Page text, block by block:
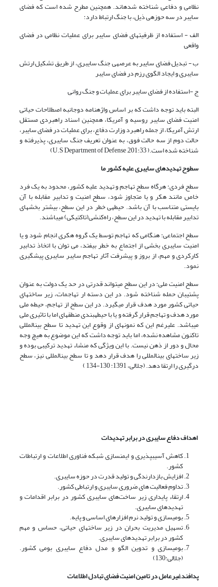
نظامی و دفاعی شناخته شده­اند. همچنین مطرح شده است که فضای
سایبر در سه حوزه­ی ذیل، با جنگ ارتباط دارد:
الف - استفاده از ظرفیت­های فضای سایبر برای عملیات نظامی در فضای
واقعی
ب - تبدیل فضای سایبر به عرصه­ی جنگ سایبری، از طریق تشکیل ارتش
سایبری و ایجاد الگوی رزم در فضای سایبر
ج -استفاده از فضای سایبر برای عملیات و جنگ روانی
البته باید توجه داشت که بر اساس واژه­نامه دوجانبه اصطلاحات حیاتی
امنیت فضای سایبر روسیه و آمریکا، همچنین اسناد راهبردی مستقل
ارتش آمریکا، از جمله راهبرد وزارت دفاع، برای عملیات در فضای سایبر،
حالت دوم از سه حالت فوق، به عنوان تعریف جنگ سایبری، پذیرفته و
شناخته شده است.( U.S Department of Defense ,201:33)
سطوح تهدیدهای سایبری علیه کشور ما
سطح فردی: هرگاه سطح تهاجم و تهدید علیه کشور، محدود به یک فرد
خاص مانند هکر و یا متجاوز شود، سطح امنیت و تدابیر مقابله با آن
بایستی متناسب با آن باشد. حیطه­ی خطر در این سطح، بیشتر بخش­های
تدابیر مقابله با تهدید در این سطح، راه‌کنشی(تاکتیکی) می­باشند.
سطح اجتماعی: هنگامی که تهاجم توسط یک گروه هکری انجام شود و یا
امنیت سایبری بخشی از اجتماع به خطر بیفتد، می توان با اتخاذ تدابیر
کارکردی و مهم، از بروز و پیشرفت آثار تهاجم سایبر سایبری پیشگیری
نمود.
سطح امنیت ملی: در این سطح می­تواند قدرتی در حد یک دولت به عنوان
پشتیبان حمله شناخته شود. در این دسته ار تهاجمات، زیر ساخت­های
حیاتی کشور مورد هدف قرار می­گیرد. در این سطح از تهاجم، حیطه ملی
مورد هدف و تهاجم قرار گرفته و یا با حیطه­بندی منطقه­ای اما با تاثیری ملی
می­باشد. علی­رغم این که نمونه­ای از وقوع این تهدید تا سطح بین­المللی
تاکنون مشاهده نشده، اما باید توجه داشت که این موضوع به هیچ وجه
محال و دور از ذهن نیست. با این ویژگی که منشاء تهدید ترکیبی بوده و
زیر ساخت­های بین­المللی را هدف قرار دهد و تا سطح بین­المللی نیز، سطح
درگیری را ارتقا دهد. (جلالی، 1391: 130-134 )
اهداف دفاع سایبری در برابر تهدیدات
کاهش آسیب­پذیری و ایمن­سازی شبکه فناوری اطلاعات و ارتباطات
کشور.
افزایش بازدارندگی و تولید قدرت در حوزه سایبری.
تداوم فعالیت های ضروری سایبری و ارتباطی کشور.
ارتقاء پایداری زیر ساخت‌های سایبری کشور در برابر اقدامات و
تهدیدهای سایبری.
بومی­سازی و تولید نرم افزارهای اساسی و پایه.
تسهیل مدیریت بحران در زیر ساخت­های حیاتی، حساس و مهم
کشور در برابر تهدیدهای سایبری.
بومی­سازی و تدوین الگو و مدل دفاع سایبری بومی کشور.
(جلالی:130)
پدافندغیرعامل در تامین امنیت فضای تبادل اطلاعات